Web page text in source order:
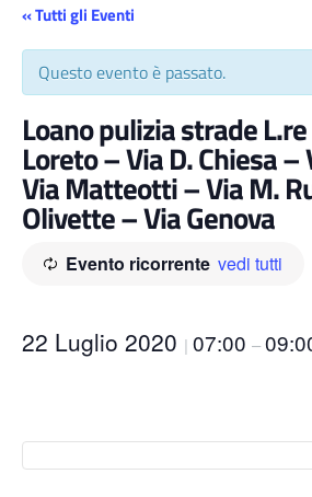
« Tutti gli Eventi
Questo evento è passato.
Loano pulizia strade
Loreto – Via D. Chiesa
Via Matteotti – Via M.
Olivette – Via Genova
Evento ricorrente vedi tutti
22 Luglio 2020 | 07:00 –